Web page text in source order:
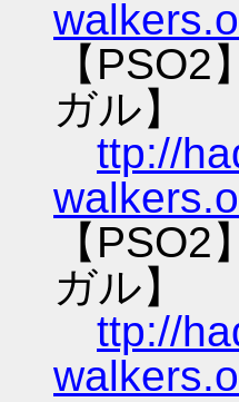
【
ガル】
ttp://
【
ガル】
ttp://